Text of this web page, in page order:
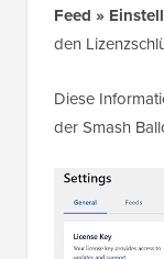
Feed »
den
Diese
der Smash